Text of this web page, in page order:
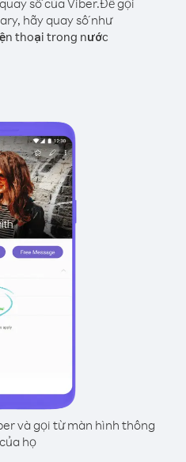
số của Viber.Để gọi
hãy quay số như
thoại trong nước
và gọi từ màn hình thông
họ